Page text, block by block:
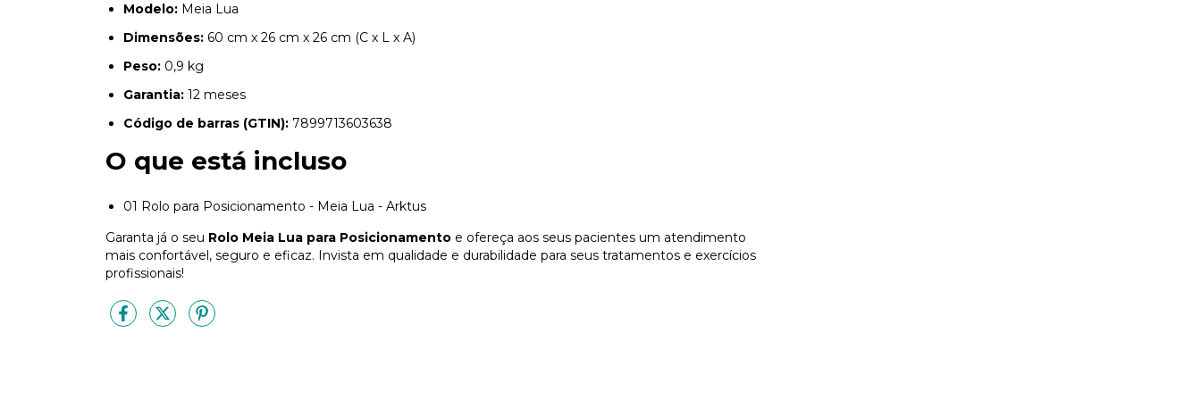
Modelo: Meia Lua
Dimensões: 60 cm x 26 cm x 26 cm (C x L x A)
Peso: 0,9 kg
Garantia: 12 meses
Código de barras (GTIN): 7899713603638
O que está incluso
01 Rolo para Posicionamento - Meia Lua - Arktus
Garanta já o seu Rolo Meia Lua para Posicionamento e ofereça aos seus pacientes um atendimento
mais confortável, seguro e eficaz. Invista em qualidade e durabilidade para seus tratamentos e exercícios
profissionais!